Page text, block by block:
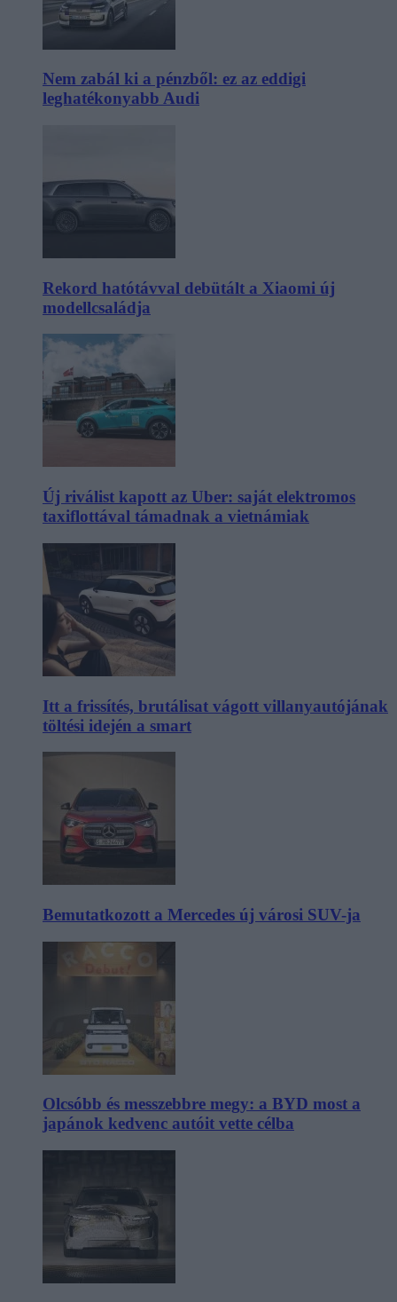
Nem zabál ki a pénzből: ez az eddigi
leghatékonyabb Audi
Rekord hatótávval debütált a Xiaomi új
modellcsaládja
Új riválist kapott az Uber: saját elektromos
taxiflottával támadnak a vietnámiak
Itt a frissítés, brutálisat vágott villanyautójának
töltési idején a smart
Bemutatkozott a Mercedes új városi SUV-ja
Olcsóbb és messzebbre megy: a BYD most a
japánok kedvenc autóit vette célba